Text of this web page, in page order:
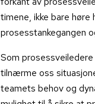
timene, ikke bare
prosesstankegangen
Som
tilnærme oss
teamets behov og